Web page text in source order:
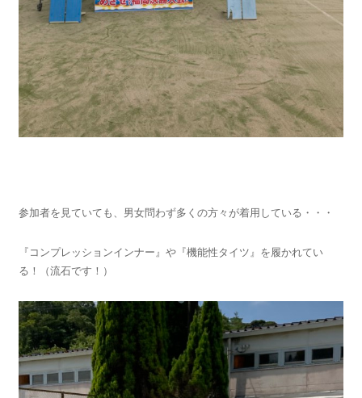
参加者を見ていても、男女問わず多くの方々が着用している・・・
『コンプレッションインナー』や『機能性タイツ』を履かれてい
る！（流石です！）